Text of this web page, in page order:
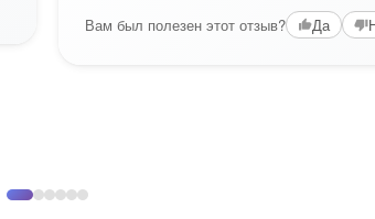
Вам был полезен этот отзыв? Да